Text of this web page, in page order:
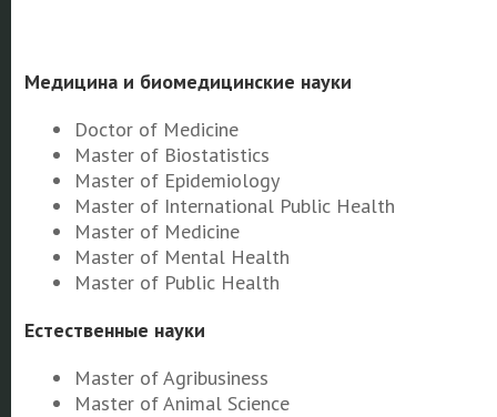
Медицина и биомедицинские науки
Doctor of Medicine
Master of Biostatistics
Master of Epidemiology
Master of International Public Health
Master of Medicine
Master of Mental Health
Master of Public Health
Естественные науки
Master of Agribusiness
Master of Animal Science